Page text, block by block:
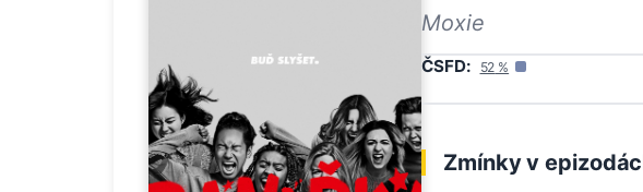
Moxie
ČSFD: 52 %
Zmínky v